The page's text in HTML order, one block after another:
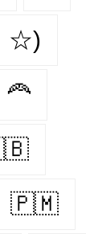
☆)
🇵🇲